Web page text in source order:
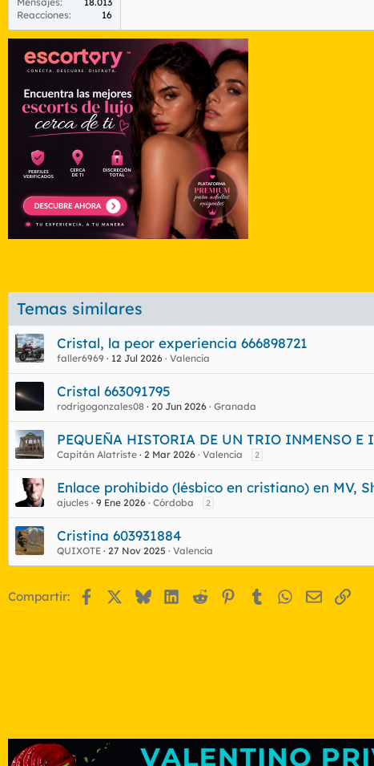
Reacciones
16
Temas similares
Cristal, la peor experiencia 666898721
faller6969 12 Jul 2026 Valencia
Cristal 663091795
rodrigogonzales08 20 Jun 2026 Granada
PEQUEÑA HISTORIA DE UN TRIO INMENSO
Capitán Alatriste 2 Mar 2026 Valencia 2
Enlace prohibido (lésbico en cristiano) en MV,
ajucles 9 Ene 2026 Córdoba 2
Cristina 603931884
QUIXOTE 27 Nov 2025 Valencia
Compartir: FacebookBlueskyLinkedIn
Reddit Pinterest
Tumblr WhatsApp
Email